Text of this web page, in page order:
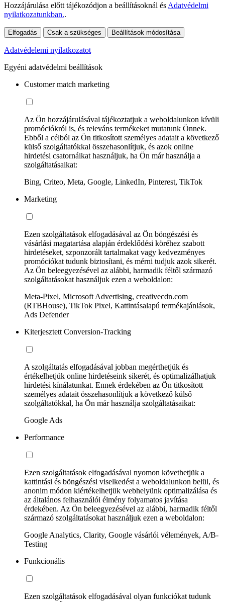
Hozzájárulása előtt tájékozódjon a beállításoknál és Adatvédelmi
nyilatkozatunkban..
Elfogadás Csak a szükséges Beállítások módosítása
Adatvédelemi nyilatkozatot
Egyéni adatvédelmi beállítások
Customer match marketing
Az Ön hozzájárulásával tájékoztatjuk a weboldalunkon kívüli
promóciókról is, és releváns termékeket mutatunk Önnek.
Ebből a célból az Ön titkosított személyes adatait a következő
külső szolgáltatókkal összehasonlítjuk, és azok online
hirdetési csatornáikat használjuk, ha Ön már használja a
szolgáltatásaikat:
Bing, Criteo, Meta, Google, LinkedIn, Pinterest, TikTok
Marketing
Ezen szolgáltatások elfogadásával az Ön böngészési és
vásárlási magatartása alapján érdeklődési köréhez szabott
hirdetéseket, szponzorált tartalmakat vagy kedvezményes
promóciókat tudunk biztosítani, és mérni tudjuk azok sikerét.
Az Ön beleegyezésével az alábbi, harmadik féltől származó
szolgáltatásokat használjuk ezen a weboldalon:
Meta-Pixel, Microsoft Advertising, creativecdn.com
(RTBHouse), TikTok Pixel, Kattintásalapú termékajánlások,
Ads Defender
Kiterjesztett Conversion-Tracking
A szolgáltatás elfogadásával jobban megérthetjük és
értékelhetjük online hirdetéseink sikerét, és optimalizálhatjuk
hirdetési kínálatunkat. Ennek érdekében az Ön titkosított
személyes adatait összehasonlítjuk a következő külső
szolgáltatókkal, ha Ön már használja szolgáltatásaikat:
Google Ads
Performance
Ezen szolgáltatások elfogadásával nyomon követhetjük a
kattintási és böngészési viselkedést a weboldalunkon belül, és
anonim módon kiértékelhetjük webhelyünk optimalizálása és
az általános felhasználói élmény folyamatos javítása
érdekében. Az Ön beleegyezésével az alábbi, harmadik féltől
származó szolgáltatásokat használjuk ezen a weboldalon:
Google Analytics, Clarity, Google vásárlói vélemények, A/B-
Testing
Funkcionális
Ezen szolgáltatások elfogadásával olyan funkciókat tudunk